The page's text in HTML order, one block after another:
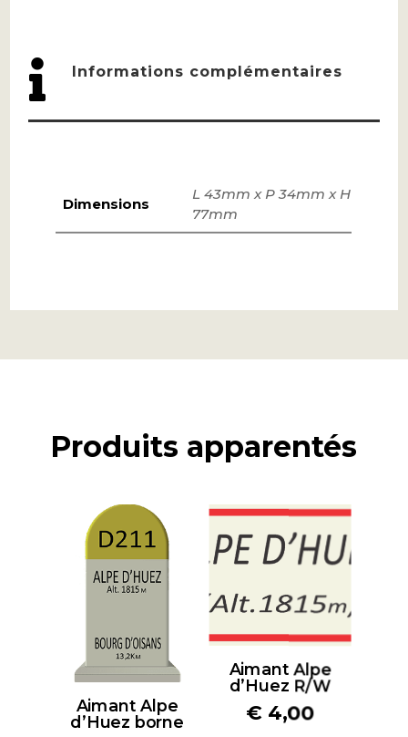
 Informations complémentaires
Dimensions
L 43mm x P 34mm x H
77mm
Produits apparentés
Aimant Alpe
d’Huez borne
Aimant Alpe
d’Huez R/W
€ 4,00